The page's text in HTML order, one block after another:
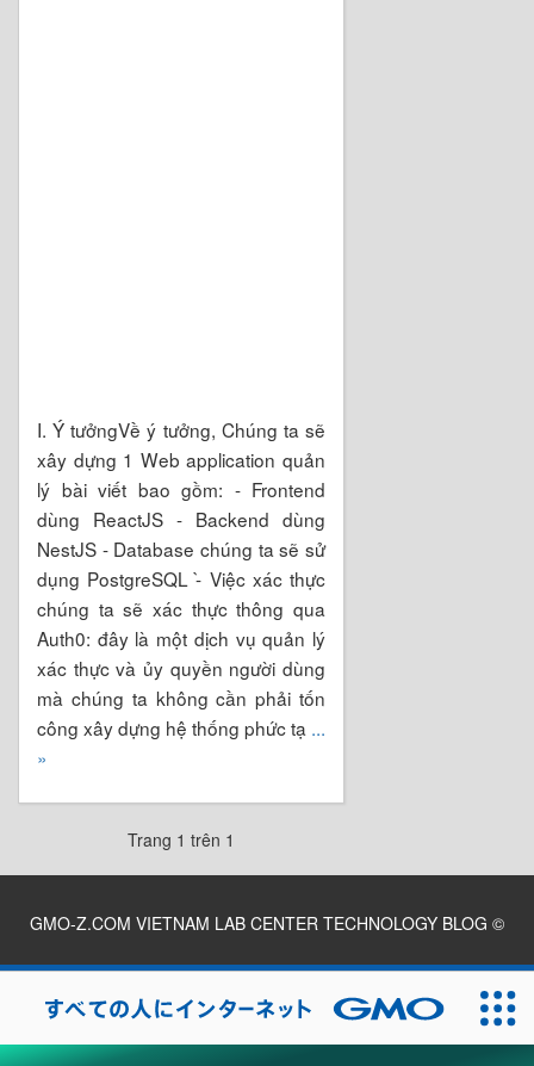
I. Ý tưởngVề ý tưởng, Chúng ta sẽ
xây dựng 1 Web application quản
lý bài viết bao gồm: - Frontend
dùng ReactJS - Backend dùng
NestJS - Database chúng ta sẽ sử
dụng PostgreSQL -̀ Việc xác thực
chúng ta sẽ xác thực thông qua
Auth0: đây là một dịch vụ quản lý
xác thực và ủy quyền người dùng
mà chúng ta không cần phải tốn
công xây dựng hệ thống phức tạ ...
»
Trang 1 trên 1
GMO-Z.COM VIETNAM LAB CENTER TECHNOLOGY BLOG ©
2026